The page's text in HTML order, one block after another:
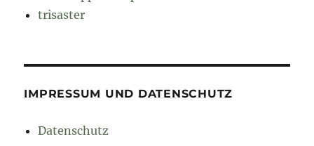
trisaster
IMPRESSUM UND DATENSCHUTZ
Datenschutz